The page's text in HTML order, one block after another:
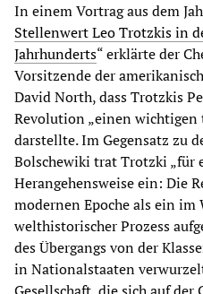
In einem Vortrag aus dem
Stellenwert Leo Trotzkis in
Jahrhunderts“ erklärte der
Vorsitzende der
David North, dass Trotzkis
Revolution „einen wichtigen
darstellte. Im Gegensatz zu
Bolschewiki trat Trotzki „für
Herangehensweise ein: Die
modernen Epoche als ein im
welthistorischer Prozess
des Übergangs von der
in Nationalstaaten